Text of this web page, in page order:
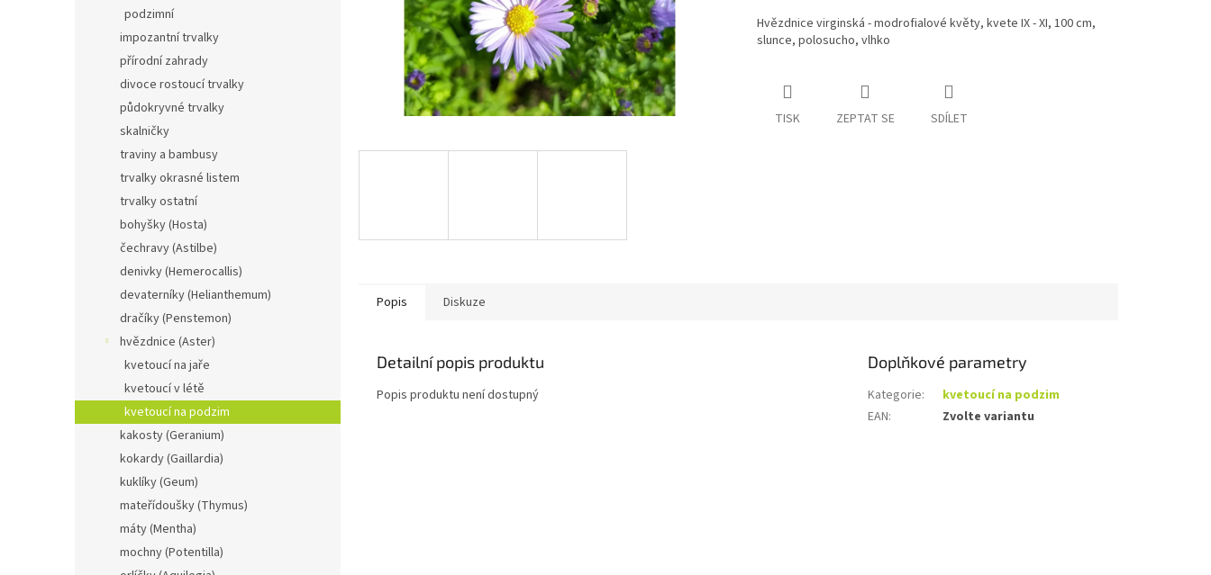
podzimní
impozantní trvalky
přírodní zahrady
divoce rostoucí trvalky
půdokryvné trvalky
skalničky
traviny a bambusy
trvalky okrasné listem
trvalky ostatní
bohyšky (Hosta)
čechravy (Astilbe)
denivky (Hemerocallis)
devaterníky (Helianthemum)
dračíky (Penstemon)
hvězdnice (Aster)
kvetoucí na jaře
kvetoucí v létě
kvetoucí na podzim
kakosty (Geranium)
kokardy (Gaillardia)
kuklíky (Geum)
mateřídoušky (Thymus)
máty (Mentha)
mochny (Potentilla)
Hvězdnice virginská - modrofialové květy, kvete IX - XI, 100 cm,
slunce, polosucho, vlhko
TISK ZEPTAT SE SDÍLET
Popis Diskuze
Detailní popis produktu
Popis produktu není dostupný
Doplňkové parametry
Kategorie:
kvetoucí na podzim
EAN: Zvolte variantu